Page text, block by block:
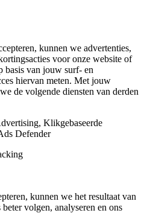
kunnen we advertenties,
voor onze website of
basis van jouw surf- en
hiervan meten. Met jouw
de volgende diensten van derden
Klikgebaseerde
Defender
kunnen we het resultaat van
volgen, analyseren en ons